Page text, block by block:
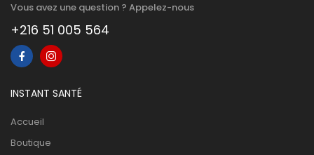
Vous avez une question ? Appelez-nous
+216 51 005 564
INSTANT SANTÉ
Accueil
Boutique